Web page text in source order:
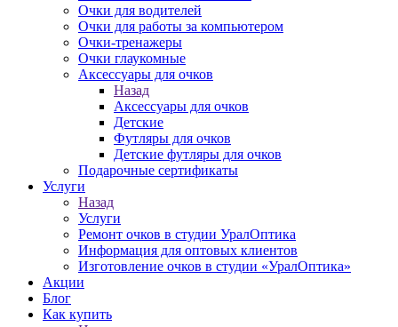
Очки для водителей
Очки для работы за компьютером
Очки-тренажеры
Очки глаукомные
Аксессуары для очков
Назад
Аксессуары для очков
Детские
Футляры для очков
Детские футляры для очков
Подарочные сертификаты
Услуги
Назад
Услуги
Ремонт очков в студии УралОптика
Информация для оптовых клиентов
Изготовление очков в студии «УралОптика»
Акции
Блог
Как купить